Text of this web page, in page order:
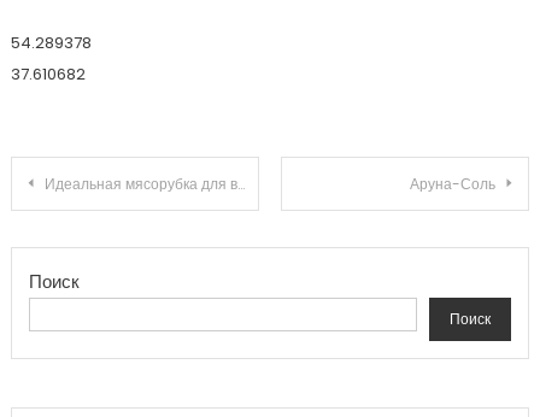
54.289378
37.610682
Навигация по записям
Идеальная мясорубка для вашего дома: 5 секретов, которые помогут сделать правильный выбор! Аруна-Соль
Поиск
Поиск